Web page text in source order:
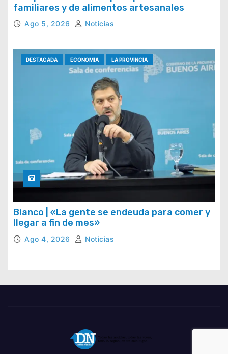
familiares y de alimentos artesanales
Ago 5, 2026 Noticias
DESTACADA ECONOMIA LA PROVINCIA
Bianco | «La gente se endeuda para comer y
llegar a fin de mes»
Ago 4, 2026 Noticias